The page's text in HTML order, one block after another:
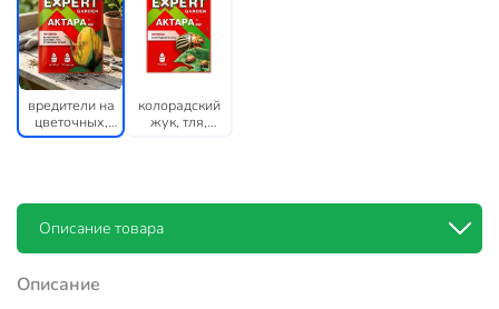
вредители на
цветочных,
декоративных
колорадский
жук, тля,
Описание товара
Описание